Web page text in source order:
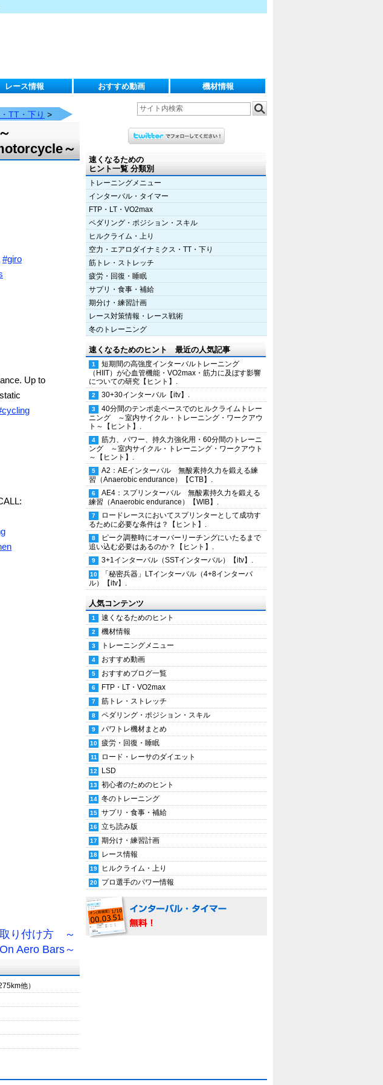
レース情報 おすすめ動画 機材情報
TT・下り >
～
#giro
Up to
り付け方 ～
Aero Bars～
他）
速くなるための
ヒント一覧 分類別
トレーニングメニュー
インターバル・タイマー
FTP・LT・VO2max
ペダリング・ポジション・スキル
ヒルクライム・上り
空力・エアロダイナミクス・TT・下り
筋トレ・ストレッチ
疲労・回復・睡眠
サプリ・食事・補給
期分け・練習計画
レース対策情報・レース戦術
冬のトレーニング
速くなるためのヒント 最近の人気記事
短期間の高強度インターバルトレーニング
（HIIT）が心血管機能・VO2max・筋力に及ぼす影響
についての研究【ヒント】.
30+30インターバル【itv】.
40分間のテンポ走ペースでのヒルクライムトレー
ニング ～室内サイクル・トレーニング・ワークアウ
ト～【ヒント】.
筋力、パワー、持久力強化用・60分間のトレーニ
ング ～室内サイクル・トレーニング・ワークアウト
～【ヒント】.
A2：AEインターバル 無酸素持久力を鍛える練
習（Anaerobic endurance）【CTB】.
AE4：スプリンターバル 無酸素持久力を鍛える
練習（Anaerobic endurance）【WIB】.
ロードレースにおいてスプリンターとして成功す
るために必要な条件は？【ヒント】.
ピーク調整時にオーバーリーチングにいたるまで
追い込む必要はあるのか？【ヒント】.
3+1インターバル（SSTインターバル）【itv】.
「秘密兵器」LTインターバル（4+8インターバ
ル）【itv】.
人気コンテンツ
速くなるためのヒント
機材情報
トレーニングメニュー
おすすめ動画
おすすめブログ一覧
FTP・LT・VO2max
筋トレ・ストレッチ
ペダリング・ポジション・スキル
パワトレ機材まとめ
疲労・回復・睡眠
ロード・レーサのダイエット
LSD
初心者のためのヒント
冬のトレーニング
サプリ・食事・補給
立ち読み版
期分け・練習計画
レース情報
ヒルクライム・上り
プロ選手のパワー情報